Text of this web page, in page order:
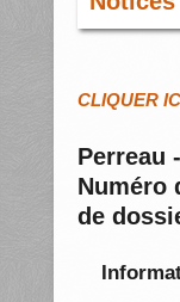
CLIQUER
Perreau
Numéro
de